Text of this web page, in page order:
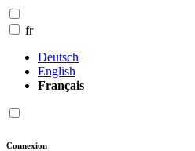
fr
Deutsch
English
Français
Connexion